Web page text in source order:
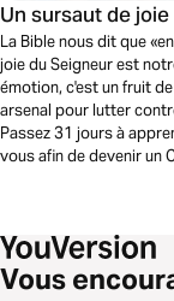
Un sursaut de joie
La Bible nous dit que
joie du Seigneur est
émotion, c'est un fruit
arsenal pour lutter
Passez 31 jours à
vous afin de devenir un
Vous